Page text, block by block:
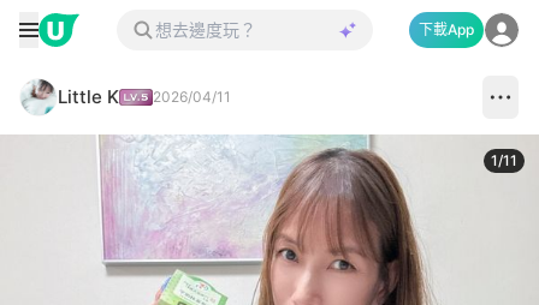
下載App
Little K 2026/04/11
1/11